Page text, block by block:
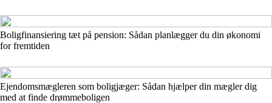
Boligfinansiering tæt på pension: Sådan planlægger du din økonomi
for fremtiden
Ejendomsmægleren som boligjæger: Sådan hjælper din mægler dig
med at finde drømmeboligen